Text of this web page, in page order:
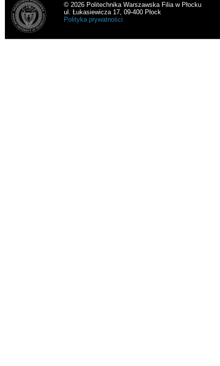
© 2026 Politechnika Warszawska Filia w Płocku
ul. Łukasiewicza 17, 09-400 Płock
Polityka prywatności